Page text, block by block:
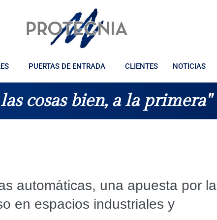
PUERTAS DE ENTRADA CLIENTES NOTICIAS
cosas bien, a la primera"
automáticas, una apuesta por la
en espacios industriales y